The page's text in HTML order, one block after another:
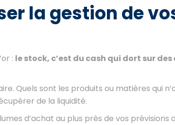
la gestion de
: le stock, c’est du cash qui dort sur
Quels sont les produits ou matières qui
de la liquidité.
d’achat au plus près de vos prévisions